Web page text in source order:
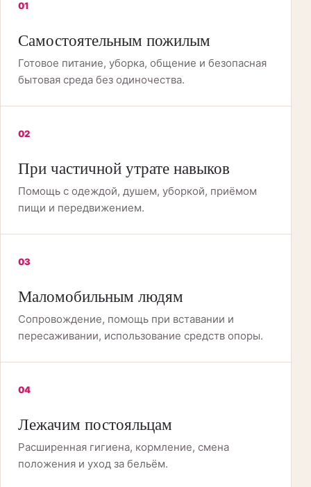
01
Самостоятельным пожилым
Готовое питание, уборка, общение и безопасная
бытовая среда без одиночества.
02
При частичной утрате навыков
Помощь с одеждой, душем, уборкой, приёмом
пищи и передвижением.
03
Маломобильным людям
Сопровождение, помощь при вставании и
пересаживании, использование средств опоры.
04
Лежачим постояльцам
Расширенная гигиена, кормление, смена
положения и уход за бельём.